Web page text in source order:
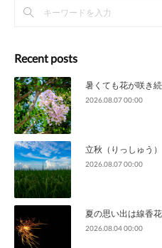
Recent posts
暑くても花が咲き
2026.08.07 00:00
立秋（りっしゅう
2026.08.07 00:00
夏の思い出は線香
2026.08.04 00:00